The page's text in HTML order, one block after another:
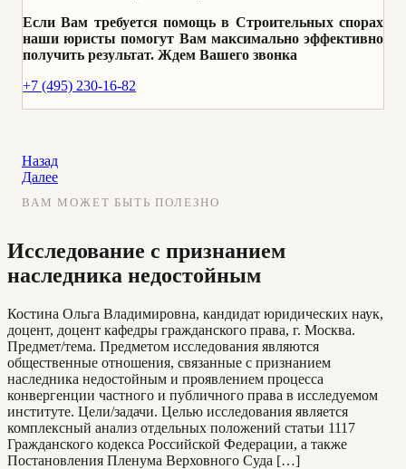
Если Вам требуется помощь в Строительных спорах
наши юристы помогут Вам максимально эффективно
получить результат. Ждем Вашего звонка
+7 (495) 230-16-82
Назад
Далее
ВАМ МОЖЕТ БЫТЬ ПОЛЕЗНО
Исследование с признанием
наследника недостойным
Костина Ольга Владимировна, кандидат юридических наук,
доцент, доцент кафедры гражданского права, г. Москва.
Предмет/тема. Предметом исследования являются
общественные отношения, связанные с признанием
наследника недостойным и проявлением процесса
конвергенции частного и публичного права в исследуемом
институте. Цели/задачи. Целью исследования является
комплексный анализ отдельных положений статьи 1117
Гражданского кодекса Российской Федерации, а также
Постановления Пленума Верховного Суда […]